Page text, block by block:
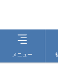
メニュー